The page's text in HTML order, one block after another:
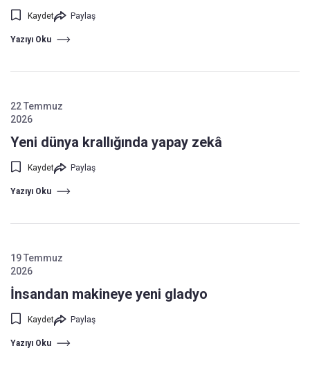
Kaydet Paylaş
Yazıyı Oku
22 Temmuz
2026
Yeni dünya krallığında yapay zekâ
Kaydet Paylaş
Yazıyı Oku
19 Temmuz
2026
İnsandan makineye yeni gladyo
Kaydet Paylaş
Yazıyı Oku